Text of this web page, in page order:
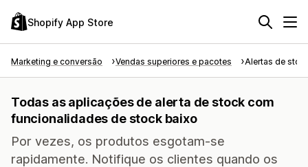
Shopify App Store
Marketing e conversão Vendas superiores e pacotes Alertas de
Todas as aplicações de alerta de stock com
funcionalidades de stock baixo
Por vezes, os produtos esgotam-se
rapidamente. Notifique os clientes quando os